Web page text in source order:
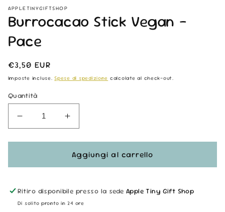
APPLETINYGIFTSHOP
Burrocacao Stick Vegan -
Pace
Prezzo
di
€3,50 EUR
Imposte incluse.Spese di spedizione calcolate al check-out.
Quantità
Diminuisci
quantità
per
Stick
-
Aumenta
quantità
per
Burrocacao
Stick
-
Pace
Aggiungi al carrello
Ritiro disponibile presso la sede Apple Tiny Gift Shop
Di solito pronto in 24 ore